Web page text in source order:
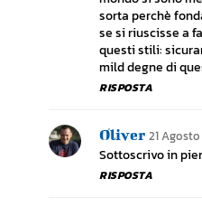
sorta perchè
se si riuscisse a
questi stili:
mild degne di
RISPOSTA
Oliver 21 Agosto
Sottoscrivo in
RISPOSTA